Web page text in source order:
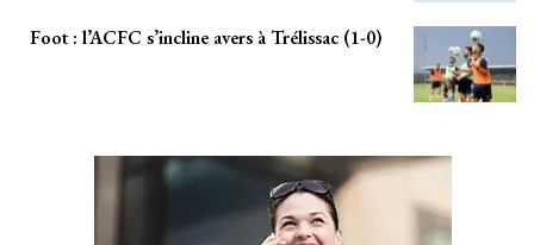
Foot : l’ACFC s’incline avers à Trélissac (1-0)